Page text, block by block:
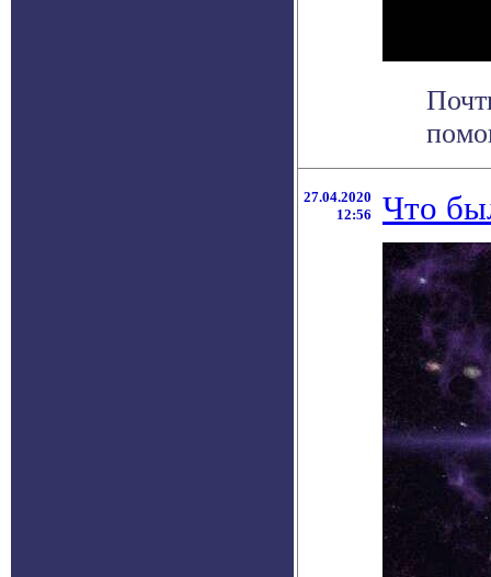
27.04.2020
12:56
Что